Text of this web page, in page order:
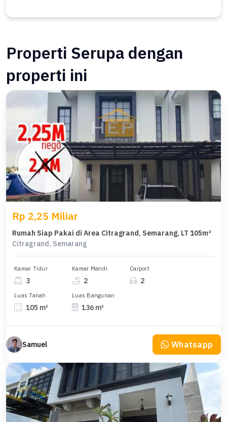
Properti Serupa dengan
properti ini
Rp 2,25 Miliar
Rumah Siap Pakai di Area Citragrand, Semarang, LT 105m²
Citragrand, Semarang
Kamar Tidur
3
Kamar Mandi
2
Carport
2
Luas Tanah
105 m²
Luas Bangunan
136 m²
Samuel Whatsapp